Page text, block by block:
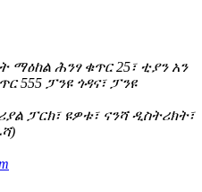
ማዕከል ሕንፃ ቁጥር 25፣ ቲያን አን
555 ፓንዩ ጎዳና፣ ፓንዩ
ፓርክ፣ ዩዎቱ፣ ናንሻ ዲስትሪክት፣